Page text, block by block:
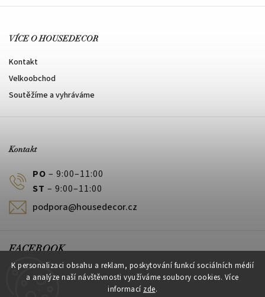
K personalizaci obsahu a reklam, poskytování funkcí sociálních médií
a analýze naší návštěvnosti využíváme soubory cookies. Více
informací zde.
VÍCE O HOUSEDECOR
Kontakt
Velkoobchod
Soutěžíme a vyhráváme
Kontakt
PO – 9:00–11:00
ST – 9:00–11:00
podpora@housedecor.cz
FACEBOOK